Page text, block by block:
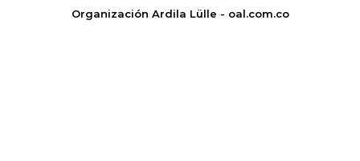
Organización Ardila Lülle - oal.com.co